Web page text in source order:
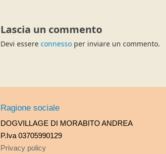
Lascia un commento
Devi essere connesso per inviare un commento.
Ragione sociale
DOGVILLAGE DI MORABITO ANDREA
P.Iva 03705990129
Privacy policy